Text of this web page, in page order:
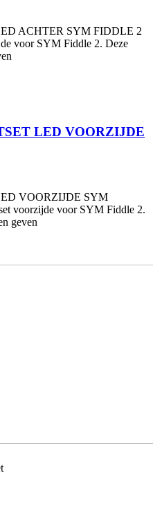
ACHTER SYM FIDDLE 2
voor SYM Fiddle 2. Deze
LED VOORZIJDE
VOORZIJDE SYM
voorzijde voor SYM Fiddle 2.
geven